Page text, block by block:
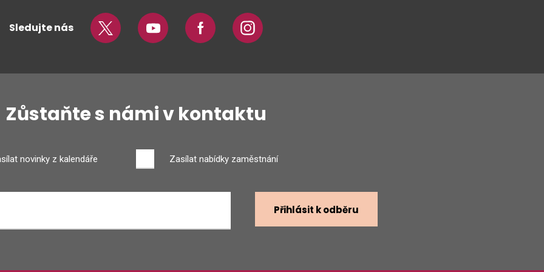
Sledujte nás Twitter Youtube Facebook Instagram
Zůstaňte s námi v kontaktu
novinky z kalendáře Zasílat nabídky zaměstnání
Přihlásit k odběru